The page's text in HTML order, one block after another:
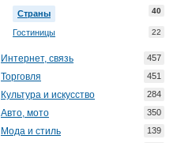
Страны 40
Гостиницы 22
Интернет, связь 457
Торговля 451
Культура и искусство 284
Авто, мото 350
Мода и стиль 139